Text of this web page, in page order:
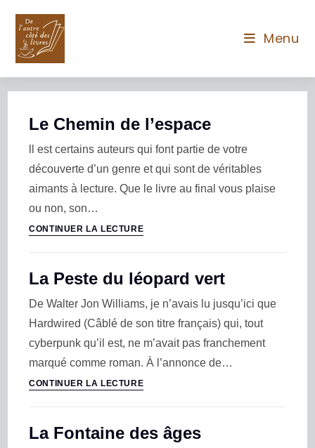
Menu
Le Chemin de l’espace
ll est certains auteurs qui font partie de votre
découverte d’un genre et qui sont de véritables
aimants à lecture. Que le livre au final vous plaise
ou non, son…
CONTINUER LA LECTURE
La Peste du léopard vert
De Walter Jon Williams, je n’avais lu jusqu’ici que
Hardwired (Câblé de son titre français) qui, tout
cyberpunk qu’il est, ne m’avait pas franchement
marqué comme roman. À l’annonce de…
CONTINUER LA LECTURE
La Fontaine des âges